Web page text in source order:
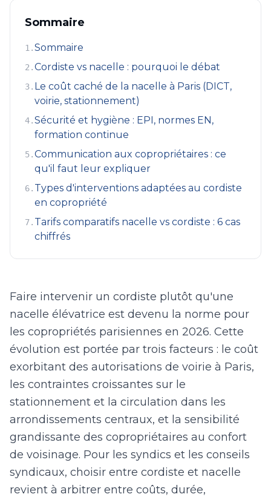
Sommaire
1 .Sommaire
2 .Cordiste vs nacelle : pourquoi le débat
3. Le coût caché de la nacelle à Paris (DICT,
voirie, stationnement)
4.Sécurité et hygiène : EPI, normes EN,
formation continue
5.Communication aux copropriétaires : ce
qu'il faut leur expliquer
6. Types d'interventions adaptées au cordiste
en copropriété
7. Tarifs comparatifs nacelle vs cordiste : 6 cas
chiffrés
Faire intervenir un cordiste plutôt qu'une
nacelle élévatrice est devenu la norme pour
les copropriétés parisiennes en 2026. Cette
évolution est portée par trois facteurs : le coût
exorbitant des autorisations de voirie à Paris,
les contraintes croissantes sur le
stationnement et la circulation dans les
arrondissements centraux, et la sensibilité
grandissante des copropriétaires au confort
de voisinage. Pour les syndics et les conseils
syndicaux, choisir entre cordiste et nacelle
revient à arbitrer entre coûts, durée,